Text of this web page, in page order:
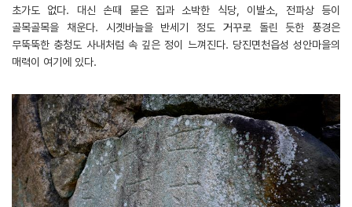
초가도 없다. 대신 손때 묻은 집과 소박한 식당, 이발소, 전파상 등이
골목골목을 채운다. 시곗바늘을 반세기 정도 거꾸로 돌린 듯한 풍경은
무뚝뚝한 충청도 사내처럼 속 깊은 정이 느껴진다. 당진면천읍성 성안마을의
매력이 여기에 있다.